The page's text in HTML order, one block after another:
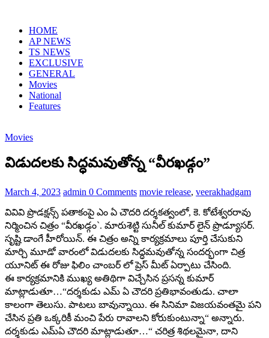
contentHOME
AP NEWS
TS NEWS
EXCLUSIVE
GENERAL
Movies
National
Features
Movies
విడుద‌ల‌కు సిద్ధ‌మ‌వుతోన్న “వీరఖడ్గం”
March 4, 2023 admin 0 Comments movie release, veerakhadgam
వివివి ప్రొడక్షన్స్ పతాకంపై ఎం ఏ చౌదరి దర్శకత్వంలో, కె. కోటేశ్వరరావు
నిర్మించిన చిత్రం “వీరఖడ్గం`. మారుశెట్టి సునీల్ కుమార్ లైన్ ప్రొడ్యూస‌ర్‌.
సృష్టి డాంగే హీరోయిన్‌. ఈ చిత్రం అన్ని కార్య‌క్ర‌మాలు పూర్తి చేసుకుని
మార్చి మూడో వారంలో విడుద‌ల‌కు సిద్ధ‌మ‌వుతోన్న సంద‌ర్భంగా చిత్ర
యూనిట్ ఈ రోజు ఫిలిం చాంబ‌ర్ లో ప్రెస్ మీట్ ఏర్పాటు చేసింది.
ఈ కార్య‌క్ర‌మానికి ముఖ్య అతిథిగా విచ్చేసిన ప్ర‌స‌న్న కుమార్
మాట్లాడుతూ…“ద‌ర్శ‌కుడు ఎమ్ ఏ చౌద‌రి ప్ర‌తిభావంతుడు. చాలా
కాలంగా తెలుసు. పాట‌లు బావున్నాయి. ఈ సినిమా విజ‌య‌వంత‌మై ప‌ని
చేసిన ప్ర‌తి ఒక్క‌రికీ మంచి పేరు రావాల‌ని కోరుకుంటున్నా“ అన్నారు.
ద‌ర్శ‌కుడు ఎమ్ఏ చౌద‌రి మాట్లాడుతూ…“ చరిత్ర శిథలమైనా, దాని